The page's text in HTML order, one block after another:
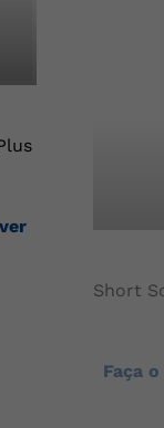
Short
Faça